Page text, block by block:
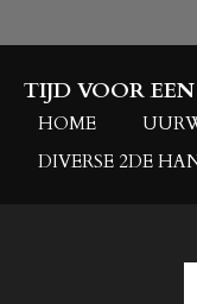
direct
de
hoofdinhoud
TIJD VOOR
HOME
DIVERSE 2DE